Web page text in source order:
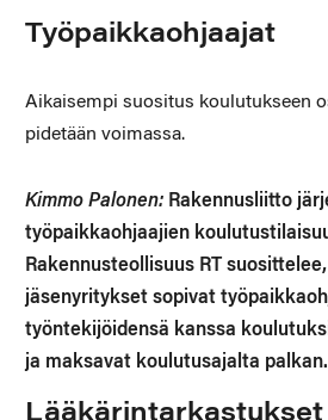
Työpaikkaohjaajat
Aikaisempi suositus koulutukseen
pidetään voimassa.
Kimmo Palonen:Rakennusliitto
työpaikkaohjaajien
Rakennusteollisuus RT
jäsenyritykset sopivat
työntekijöidensä kanssa
ja maksavat koulutusajalta palkan.